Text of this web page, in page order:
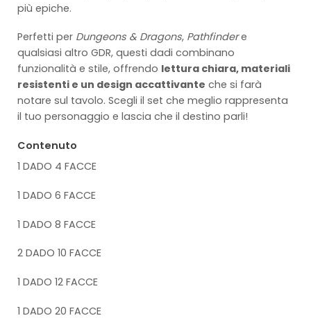
più epiche.
Perfetti per Dungeons & Dragons, Pathfindere
qualsiasi altro GDR, questi dadi combinano
funzionalità e stile, offrendo lettura chiara, materiali
resistenti e un design accattivante che si farà
notare sul tavolo. Scegli il set che meglio rappresenta
il tuo personaggio e lascia che il destino parli!
Contenuto
1 DADO 4 FACCE
1 DADO 6 FACCE
1 DADO 8 FACCE
2 DADO 10 FACCE
1 DADO 12 FACCE
1 DADO 20 FACCE